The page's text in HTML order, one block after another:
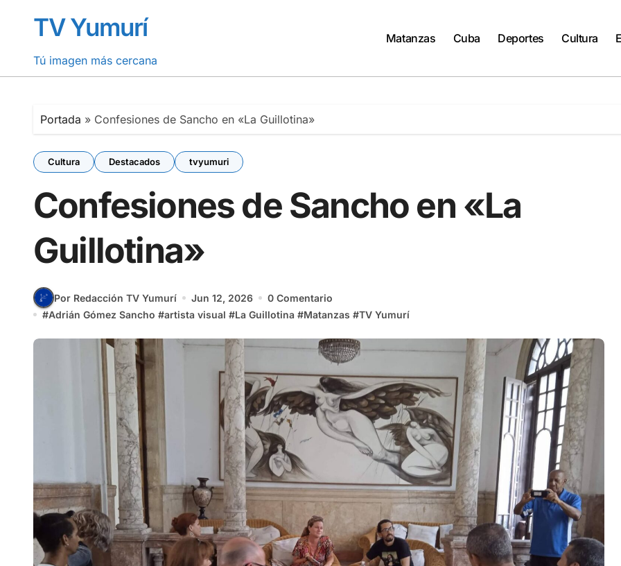
contenidoTV Yumurí
Tú imagen más cercana
Matanzas Cuba Deportes Cultura
Portada » Confesiones de Sancho en «La Guillotina»
Cultura Destacados tvyumuri
Confesiones de Sancho en «La
Guillotina»
Por Redacción TV Yumurí Jun 12, 2026
0 Comentario
#Adrián Gómez Sancho #artista visual #La Guillotina #Matanzas #TV Yumurí